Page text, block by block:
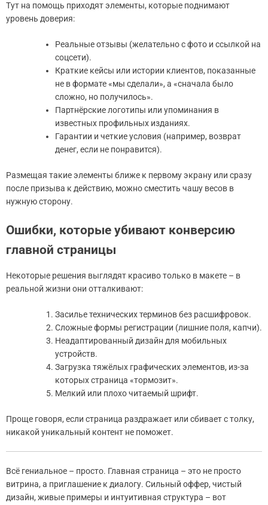
Тут на помощь приходят элементы, которые поднимают
уровень доверия:
Реальные отзывы (желательно с фото и ссылкой на
соцсети).
Краткие кейсы или истории клиентов, показанные
не в формате «мы сделали», а «сначала было
сложно, но получилось».
Партнёрские логотипы или упоминания в
известных профильных изданиях.
Гарантии и четкие условия (например, возврат
денег, если не понравится).
Размещая такие элементы ближе к первому экрану или сразу
после призыва к действию, можно сместить чашу весов в
нужную сторону.
Ошибки, которые убивают конверсию
главной страницы
Некоторые решения выглядят красиво только в макете – в
реальной жизни они отталкивают:
Засилье технических терминов без расшифровок.
Сложные формы регистрации (лишние поля, капчи).
Неадаптированный дизайн для мобильных
устройств.
Загрузка тяжёлых графических элементов, из-за
которых страница «тормозит».
Мелкий или плохо читаемый шрифт.
Проще говоря, если страница раздражает или сбивает с толку,
никакой уникальный контент не поможет.
Всё гениальное – просто. Главная страница – это не просто
витрина, а приглашение к диалогу. Сильный оффер, чистый
дизайн, живые примеры и интуитивная структура – вот